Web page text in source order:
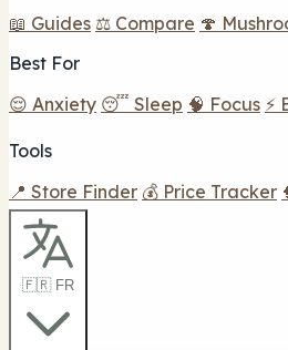
📖 Guides ⚖️ Compare 🍄
Best For
😌 Anxiety 😴 Sleep 🧠 Focus ⚡
Tools
📍 Store Finder 💰 Price Tracker
🇫🇷 FR